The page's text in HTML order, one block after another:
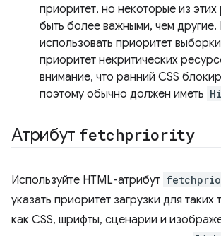
приоритет, но некоторые из этих
быть более важными, чем
использовать приоритет
приоритет некритических
внимание, что ранний CSS
поэтому обычно должен иметь
Атрибут fetchpriority
Используйте HTML-атрибут
указать приоритет загрузки для таких
как CSS, шрифты, сценарии и